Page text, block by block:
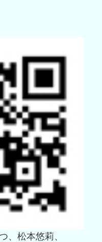
、松本悠莉、